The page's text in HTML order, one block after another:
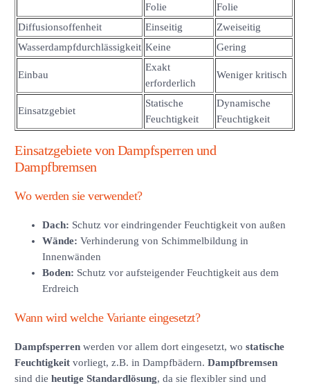
Folie
Folie
Diffusionsoffenheit
Einseitig
Zweiseitig
Wasserdampfdurchlässigkeit Keine Gering
Einbau
Exakt
erforderlich
Weniger kritisch
Einsatzgebiet
Statische
Feuchtigkeit
Dynamische
Feuchtigkeit
Einsatzgebiete von Dampfsperren und
Dampfbremsen
Wo werden sie verwendet?
Dach: Schutz vor eindringender Feuchtigkeit von außen
Wände: Verhinderung von Schimmelbildung in
Innenwänden
Boden: Schutz vor aufsteigender Feuchtigkeit aus dem
Erdreich
Wann wird welche Variante eingesetzt?
Dampfsperren werden vor allem dort eingesetzt, wostatische
Feuchtigkeit vorliegt, z.B. in Dampfbädern.Dampfbremsen
sind dieheutige Standardlösung, da sie flexibler sind und